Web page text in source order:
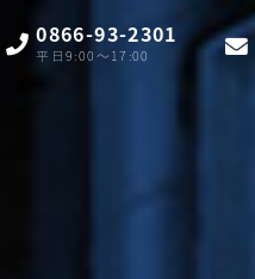
0866-93-2301
平日9:00〜17:00